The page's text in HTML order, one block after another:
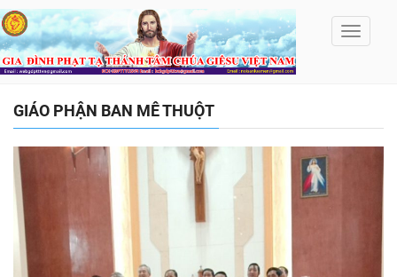
Toggle
GIÁO PHẬN BAN MÊ THUỘT